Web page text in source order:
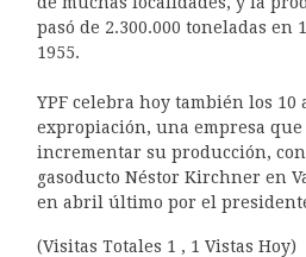
pasó de 2.300.000 toneladas en
1955.
YPF celebra hoy también los 10
expropiación, una empresa que
incrementar su producción,
gasoducto Néstor Kirchner en
en abril último por el
(Visitas Totales 1 , 1 Vistas Hoy)